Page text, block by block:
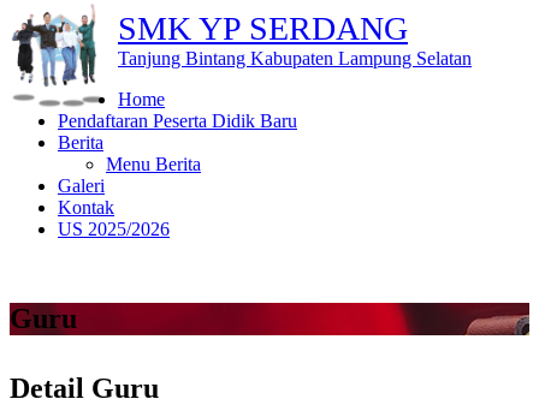
SMK YP SERDANG
Tanjung Bintang Kabupaten Lampung Selatan
Home
Pendaftaran Peserta Didik Baru
Berita
Menu Berita
Galeri
Kontak
US 2025/2026
Guru
Detail Guru